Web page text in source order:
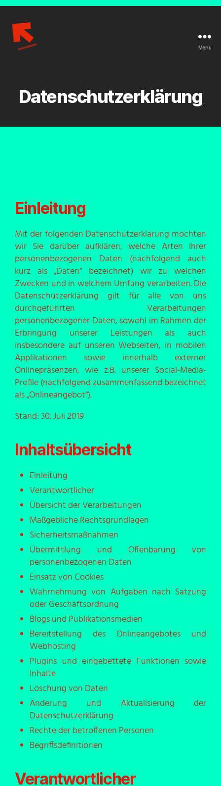
Menü
Datenschutzerklärung
Einleitung
Mit der folgenden Datenschutzerklärung möchten
wir Sie darüber aufklären, welche Arten Ihrer
personenbezogenen Daten (nachfolgend auch
kurz als „Daten“ bezeichnet) wir zu welchen
Zwecken und in welchem Umfang verarbeiten. Die
Datenschutzerklärung gilt für alle von uns
durchgeführten Verarbeitungen
personenbezogener Daten, sowohl im Rahmen der
Erbringung unserer Leistungen als auch
insbesondere auf unseren Webseiten, in mobilen
Applikationen sowie innerhalb externer
Onlinepräsenzen, wie z.B. unserer Social-Media-
Profile (nachfolgend zusammenfassend bezeichnet
als „Onlineangebot“).
Stand: 30. Juli 2019
Inhaltsübersicht
Einleitung
Verantwortlicher
Übersicht der Verarbeitungen
Maßgebliche Rechtsgrundlagen
Sicherheitsmaßnahmen
Übermittlung und Offenbarung von
personenbezogenen Daten
Einsatz von Cookies
Wahrnehmung von Aufgaben nach Satzung
oder Geschäftsordnung
Blogs und Publikationsmedien
Bereitstellung des Onlineangebotes und
Webhosting
Plugins und eingebettete Funktionen sowie
Inhalte
Löschung von Daten
Änderung und Aktualisierung der
Datenschutzerklärung
Rechte der betroffenen Personen
Begriffsdefinitionen
Verantwortlicher